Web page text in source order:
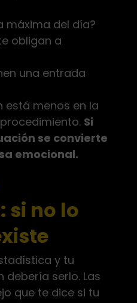
máxima del día?
obligan a
una entrada
está menos en la
Si
se convierte
emocional.
si no lo
y tu
serlo. Las
que te dice si tu